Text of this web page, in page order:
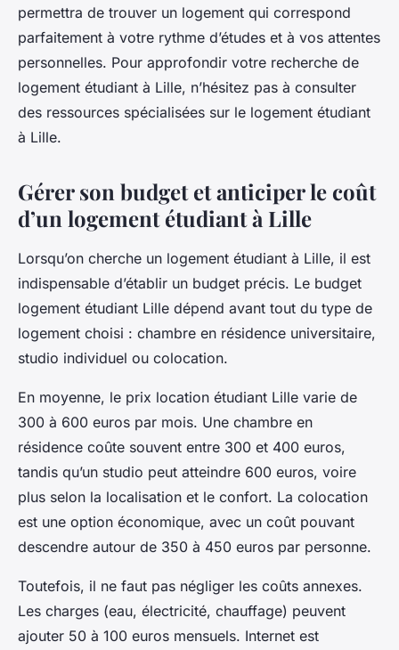
permettra de trouver un logement qui correspond
parfaitement à votre rythme d’études et à vos attentes
personnelles. Pour approfondir votre recherche de
logement étudiant à Lille, n’hésitez pas à consulter
des ressources spécialisées sur le logement étudiant
à Lille.
Gérer son budget et anticiper le coût
d’un logement étudiant à Lille
Lorsqu’on cherche un logement étudiant à Lille, il est
indispensable d’établir un budget précis. Le budget
logement étudiant Lille dépend avant tout du type de
logement choisi : chambre en résidence universitaire,
studio individuel ou colocation.
En moyenne, le prix location étudiant Lille varie de
300 à 600 euros par mois. Une chambre en
résidence coûte souvent entre 300 et 400 euros,
tandis qu’un studio peut atteindre 600 euros, voire
plus selon la localisation et le confort. La colocation
est une option économique, avec un coût pouvant
descendre autour de 350 à 450 euros par personne.
Toutefois, il ne faut pas négliger les coûts annexes.
Les charges (eau, électricité, chauffage) peuvent
ajouter 50 à 100 euros mensuels. Internet est